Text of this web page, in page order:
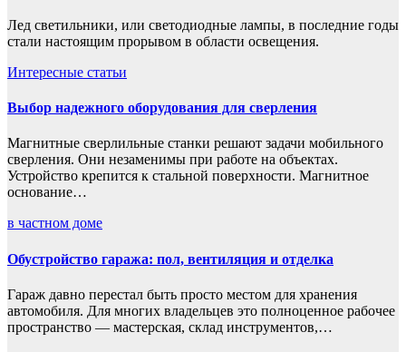
Лед светильники, или светодиодные лампы, в последние годы
стали настоящим прорывом в области освещения.
Интересные статьи
Выбор надежного оборудования для сверления
Магнитные сверлильные станки решают задачи мобильного
сверления. Они незаменимы при работе на объектах.
Устройство крепится к стальной поверхности. Магнитное
основание…
в частном доме
Обустройство гаража: пол, вентиляция и отделка
Гараж давно перестал быть просто местом для хранения
автомобиля. Для многих владельцев это полноценное рабочее
пространство — мастерская, склад инструментов,…